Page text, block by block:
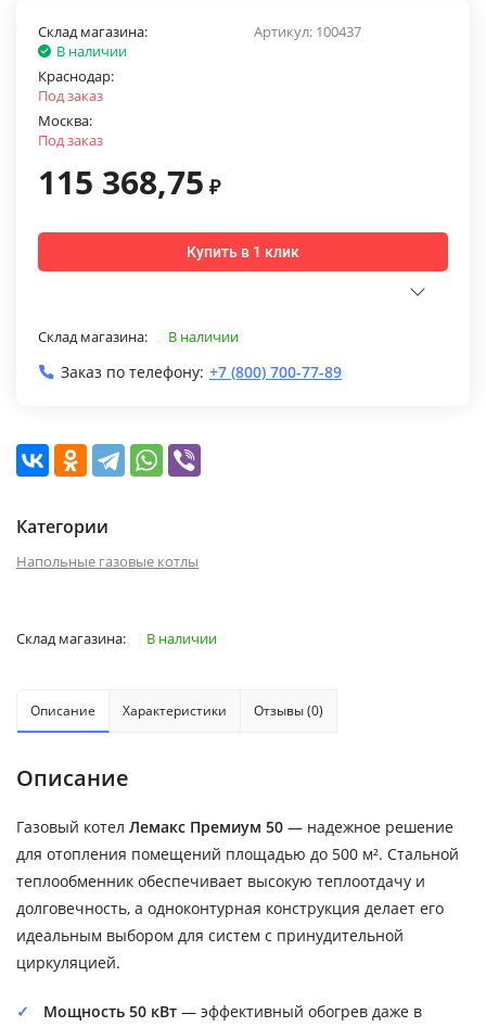
Артикул: 100437
Склад магазина:
В наличии
Краснодар:
Под заказ
Москва:
Под заказ
115 368,75 ₽
Купить в 1 клик
Склад магазина: В наличии
Заказ по телефону: +7 (800) 700-77-89
Категории
Напольные газовые котлы
Склад магазина: В наличии
Описание Характеристики Отзывы (0)
Описание
Газовый котел Лемакс Премиум 50 — надежное решение
для отопления помещений площадью до 500 м². Стальной
теплообменник обеспечивает высокую теплоотдачу и
долговечность, а одноконтурная конструкция делает его
идеальным выбором для систем с принудительной
циркуляцией.
Мощность 50 кВт — эффективный обогрев даже в